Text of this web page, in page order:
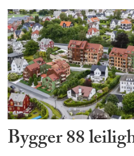
Bygger 88